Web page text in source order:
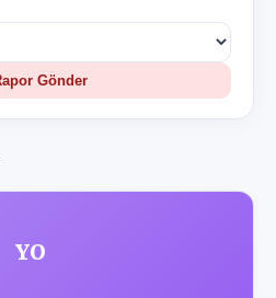
Gönder
YO